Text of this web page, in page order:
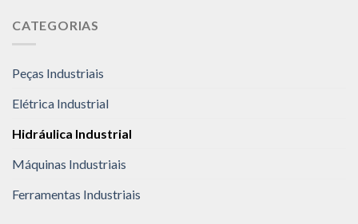
CATEGORIAS
Peças Industriais
Elétrica Industrial
Hidráulica Industrial
Máquinas Industriais
Ferramentas Industriais